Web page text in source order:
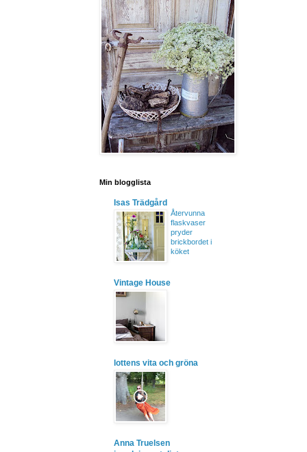
Min blogglista
Isas Trädgård
Återvunna
flaskvaser
pryder
brickbordet i
köket
Vintage House
lottens vita och gröna
Anna Truelsen